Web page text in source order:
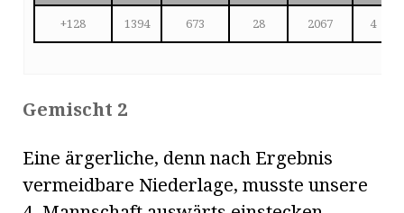
+128 1394 673 28 2067 4
Gemischt 2
Eine ärgerliche, denn nach Ergebnis
vermeidbare Niederlage, musste unsere